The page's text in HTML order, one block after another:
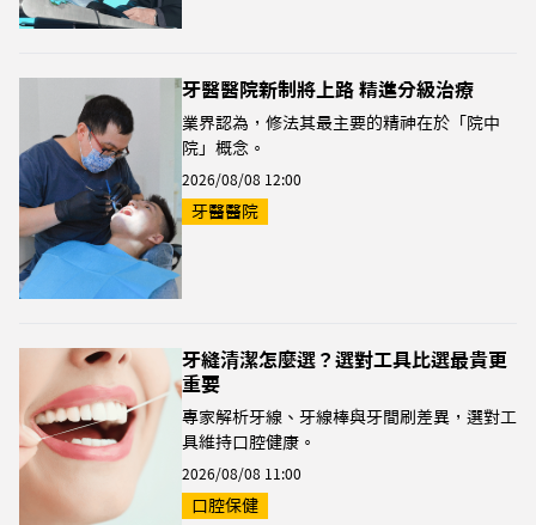
牙醫醫院新制將上路 精進分級治療
業界認為，修法其最主要的精神在於「院中
院」概念。
2026/08/08 12:00
牙醫醫院
牙縫清潔怎麼選？選對工具比選最貴更
重要
專家解析牙線、牙線棒與牙間刷差異，選對工
具維持口腔健康。
2026/08/08 11:00
口腔保健